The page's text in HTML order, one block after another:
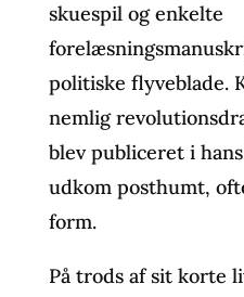
skuespil og enkelte
politiske flyveblade.
nemlig
blev publiceret i
udkom posthumt,
form.
På trods af sit korte